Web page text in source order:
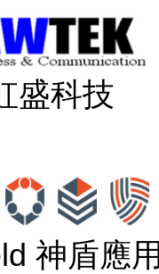
盛科技
神盾應用